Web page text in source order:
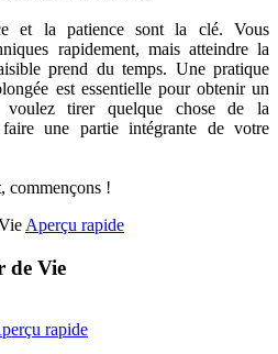
et la patience sont la clé. Vous
rapidement, mais atteindre la
prend du temps. Une pratique
est essentielle pour obtenir un
voulez tirer quelque chose de la
une partie intégrante de votre
commençons !
Aperçu rapide
de Vie
rapide